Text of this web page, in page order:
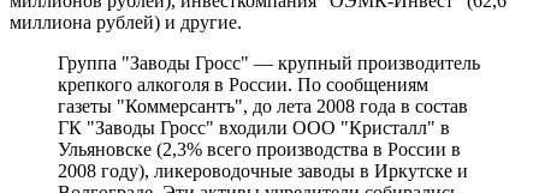
миллиона рублей) и другие.
Группа "Заводы Гросс" — крупный производитель
крепкого алкоголя в России. По сообщениям
газеты "Коммерсантъ", до лета 2008 года в состав
ГК "Заводы Гросс" входили ООО "Кристалл" в
Ульяновске (2,3% всего производства в России в
2008 году), ликероводочные заводы в Иркутске и